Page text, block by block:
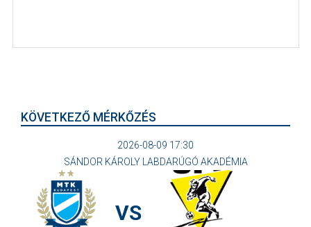
KÖVETKEZŐ MÉRKŐZÉS
2026-08-09 17:30
SÁNDOR KÁROLY LABDARÚGÓ AKADÉMIA
VS